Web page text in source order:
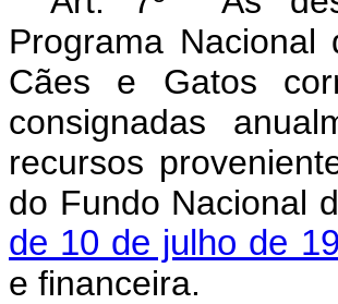
Programa
Cães e Gatos
consignadas
recursos
do Fundo Nacional
de 10 de julho de
e financeira.